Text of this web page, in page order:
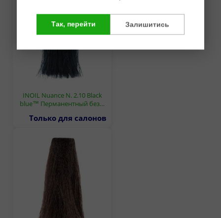
INOIL Nuance N. 2.10 Black
blue™ Перманентный без…
Только для салонов
Так, перейти Залишитись